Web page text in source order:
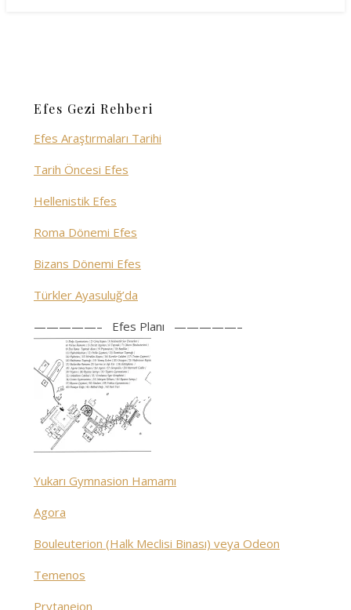
Efes Gezi Rehberi
Efes Araştırmaları Tarihi
Tarih Öncesi Efes
Hellenistik Efes
Roma Dönemi Efes
Bizans Dönemi Efes
Türkler Ayasuluğ’da
—————– Efes Planı —————–
Yukarı Gymnasion Hamamı
Agora
Bouleuterion (Halk Meclisi Binası) veya Odeon
Temenos
Prytaneion